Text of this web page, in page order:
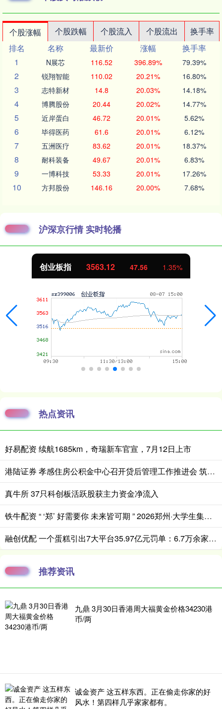
个股涨幅 个股跌幅 个股流入 个股流出
换手率
排名
名称 最新价 涨幅
换手率
1
N展芯 116.52 396.89% 79.39%
2 锐翔智能 110.02 20.21% 16.80%
3 志特新材 14.8 20.03% 14.18%
4 博腾股份 20.44 20.02% 14.77%
5 近岸蛋白 46.72 20.01% 5.62%
6 毕得医药 61.6 20.01% 6.12%
7 五洲医疗 83.62 20.01% 18.37%
8 耐科装备 49.67 20.01% 6.83%
9 一博科技 53.33 20.01% 17.26%
10 方邦股份 146.16 20.00% 7.68%
沪深京行情 实时轮播
创业板指 3563.12 47.56 1.35%
热点资讯
好易配资 续航1685km，奇瑞新车官宣，7月12日上市
港陆证券 孝感住房公积金中心召开贷后管理工作推进会 筑牢资金安全防线
真牛所 37只科创板活跃股获主力资金净流入
铁牛配资 “ ‘郑’ 好需要你 未来皆可期 ” 2026郑州·大学生集中毕业典礼举行
融创优配 一个蛋糕引出7大平台35.97亿元罚单：6.7万余家“幽灵店铺”黑产调查
推荐资讯
九鼎 3月30日香港周大福黄金价格34230港
币/两
诚金资产 这五样东西。正在偷走你家的好
风水！第四样几乎家家都有。